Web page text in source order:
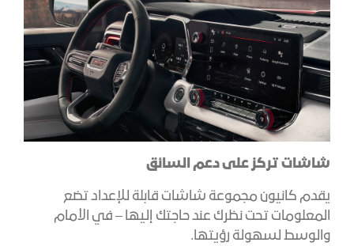
شاشات تركز على دعم السائق
يقدم كانيون مجموعة شاشات قابلة للإعداد تضع
المعلومات تحت نظرك عند حاجتك إليها – في الأمام
والوسط لسهولة رؤيتها.